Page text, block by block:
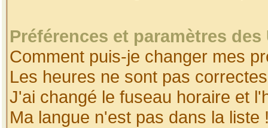
Préférences et paramètres
Comment puis-je changer mes
Les heures ne sont pas
J'ai changé le fuseau horaire et
Ma langue n'est pas dans la liste